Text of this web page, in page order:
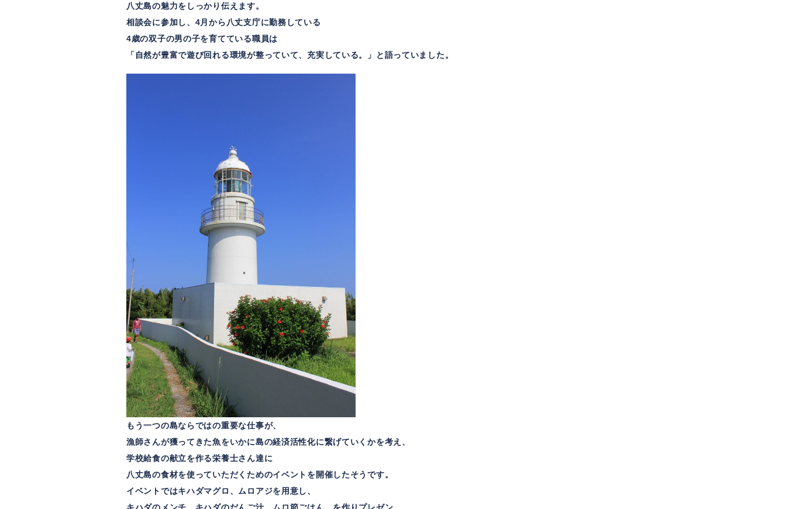
八丈島の魅力をしっかり伝えます。
相談会に参加し、4月から八丈支庁に勤務している
4歳の双子の男の子を育てている職員は
「自然が豊富で遊び回れる環境が整っていて、充実している。」と語っていました。
もう一つの島ならではの重要な仕事が、
漁師さんが獲ってきた魚をいかに島の経済活性化に繋げていくかを考え、
学校給食の献立を作る栄養士さん達に
八丈島の食材を使っていただくためのイベントを開催したそうです。
イベントではキハダマグロ、ムロアジを用意し、